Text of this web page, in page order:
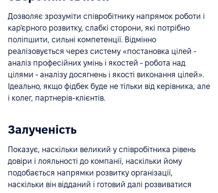
Дозволяє зрозуміти співробітнику напрямок роботи і
кар'єрного розвитку, слабкі сторони, які потрібно
поліпшити, сильні компетенції. Відмінно
реалізовується через систему «постановка цілей -
аналіз професійних умінь і якостей - робота над
цілями - аналізу досягнень і якості виконання цілей».
Ідеально, якщо фідбек буде не тільки від керівника, але
і колег, партнерів-клієнтів.
Залученість
Показує, наскільки великий у співробітника рівень
довіри і лояльності до компанії, наскільки йому
подобається напрямки розвитку організації,
наскільки він відданий і готовий далі розвиватися